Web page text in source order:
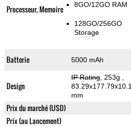
Processeur, Memoire 8GO/12GO RAM
128GO/256GO
Storage
Batterie 5000 mAh
Design
IP Rating, 253g
83.29x177.79x10.1
mm
Prix du marché (USD)
Prix (au Lancement)